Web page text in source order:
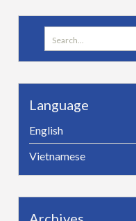
Search
for:
Language
English
Vietnamese